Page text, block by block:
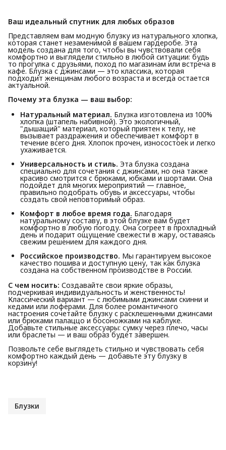
Ваш идеальный спутник для любых образов
Представляем вам модную блузку из натурального хлопка,
которая станет незаменимой в вашем гардеробе. Эта
модель создана для того, чтобы вы чувствовали себя
комфортно и выглядели стильно в любой ситуации: будь
то прогулка с друзьями, поход по магазинам или встреча в
кафе. Блузка с джинсами — это классика, которая
подходит женщинам любого возраста и всегда остается
актуальной.
Почему эта блузка — ваш выбор:
Натуральный материал. Блузка изготовлена из 100%
хлопка (штапель набивной). Это экологичный,
"дышащий" материал, который приятен к телу, не
вызывает раздражения и обеспечивает комфорт в
течение всего дня. Хлопок прочен, износостоек и легко
ухаживается.
Универсальность и стиль. Эта блузка создана
специально для сочетания с джинсами, но она также
красиво смотрится с брюками, юбками и шортами. Она
подойдет для многих мероприятий — главное,
правильно подобрать обувь и аксессуары, чтобы
создать свой неповторимый образ.
Комфорт в любое время года. Благодаря
натуральному составу, в этой блузке вам будет
комфортно в любую погоду. Она согреет в прохладный
день и подарит ощущение свежести в жару, оставаясь
свежим решением для каждого дня.
Российское производство. Мы гарантируем высокое
качество пошива и доступную цену, так как блузка
создана на собственном производстве в России.
С чем носить: Создавайте свои яркие образы,
подчеркивая индивидуальность и женственность!
Классический вариант — с любимыми джинсами скинни и
кедами или лоферами. Для более романтичного
настроения сочетайте блузку с расклешенными джинсами
или брюками палаццо и босоножками на каблуке.
Добавьте стильные аксессуары: сумку через плечо, часы
или браслеты — и ваш образ будет завершен.
Позвольте себе выглядеть стильно и чувствовать себя
комфортно каждый день — добавьте эту блузку в
корзину!
Блузки